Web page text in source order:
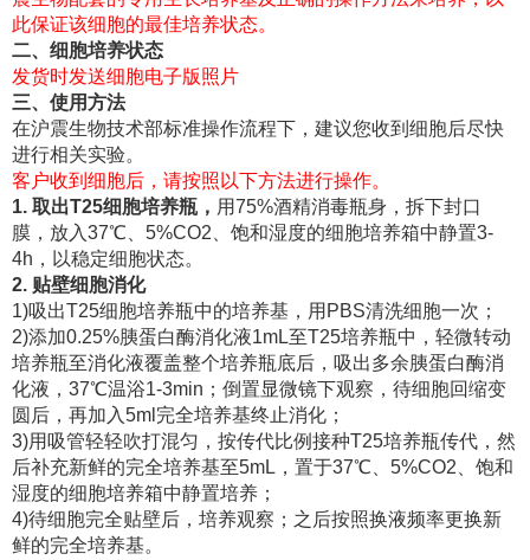
此保证该细胞的最佳培养状态。
二、细胞培养状态
发货时发送细胞电子版照片
三、使用方法
在沪震生物技术部标准操作流程下，建议您收到细胞后尽快
进行相关实验。
客户收到细胞后，请按照以下方法进行操作。
1. 取出T25细胞培养瓶， 用75%酒精消毒瓶身，拆下封口
膜，放入37℃、5%CO2、饱和湿度的细胞培养箱中静置3-
4h，以稳定细胞状态。
2. 贴壁细胞消化
1)吸出T25细胞培养瓶中的培养基，用PBS清洗细胞一次；
2)添加0.25%胰蛋白酶消化液1mL至T25培养瓶中，轻微转动
培养瓶至消化液覆盖整个培养瓶底后，吸出多余胰蛋白酶消
化液，37℃温浴1-3min；倒置显微镜下观察，待细胞回缩变
圆后，再加入5ml完全培养基终止消化；
3)用吸管轻轻吹打混匀，按传代比例接种T25培养瓶传代，然
后补充新鲜的完全培养基至5mL，置于37℃、5%CO2、饱和
湿度的细胞培养箱中静置培养；
4)待细胞完全贴壁后，培养观察；之后按照换液频率更换新
鲜的完全培养基。